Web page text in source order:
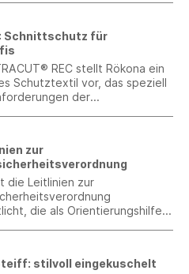
nach Schweden ab 2026
den strategischen
Schnittschutz für
REC stellt Rökona ein
Schutztextil vor, das speziell
der
zur
die Leitlinien zur
die als Orientierungshilfe
sind.
stilvoll eingekuschelt